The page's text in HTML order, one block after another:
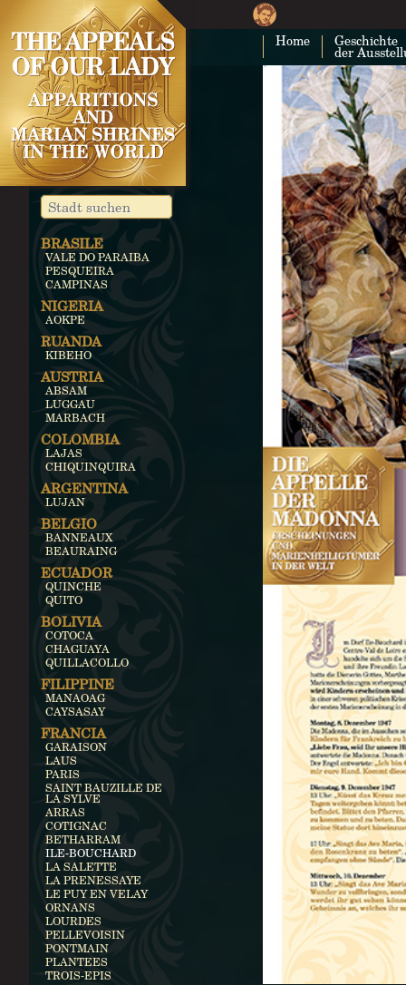
Home Geschichte
der
BRASILE
VALE DO PARAIBA
PESQUEIRA
CAMPINAS
NIGERIA
AOKPE
RUANDA
KIBEHO
AUSTRIA
ABSAM
LUGGAU
MARBACH
COLOMBIA
LAJAS
CHIQUINQUIRA
ARGENTINA
LUJAN
BELGIO
BANNEAUX
BEAURAING
ECUADOR
QUINCHE
QUITO
BOLIVIA
COTOCA
CHAGUAYA
QUILLACOLLO
FILIPPINE
MANAOAG
CAYSASAY
FRANCIA
GARAISON
LAUS
PARIS
SAINT BAUZILLE DE
LA SYLVE
ARRAS
COTIGNAC
BETHARRAM
ILE-BOUCHARD
LA SALETTE
LA PRENESSAYE
LE PUY EN VELAY
ORNANS
LOURDES
PELLEVOISIN
PONTMAIN
PLANTEES
TROIS-EPIS